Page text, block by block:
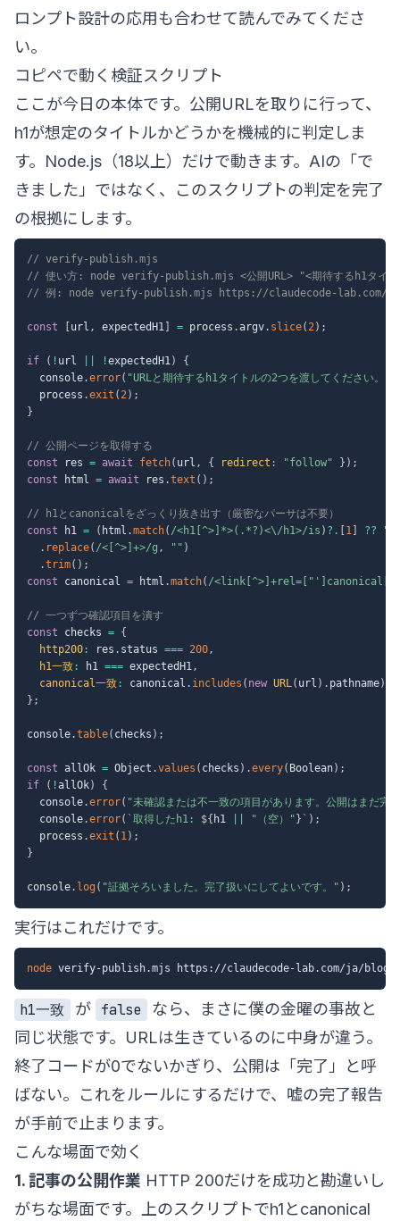
ロンプト設計の応用も合わせて読んでみてくださ
い。
コピペで動く検証スクリプト
ここが今日の本体です。公開URLを取りに行って、
h1が想定のタイトルかどうかを機械的に判定しま
す。Node.js（18以上）だけで動きます。AIの「で
きました」ではなく、このスクリプトの判定を完了
の根拠にします。
// verify-publish.mjs
// 使い方: node verify-publish.mjs <公開URL> "<期待するh1タイ
// 例: node verify-publish.mjs https://claudecode-lab.com/ja/
const url , expectedH1 = process .argv. slice( 2) ;
if ( ! url !expectedH1)
{
  console
.error( "URLと期待するh1タイトルの2つを渡してください。"
  process
.exit ( 2) ;
}
// 公開ページを取得する
const res = await fetch( url , { redirect : "follow" } ) ;
const html = await res .text ( ) ;
// h1とcanonicalをざっくり抜き出す（厳密なパーサは不要）
const h1 = ( html .match( /<h1[^>]*>(.*?)<\/h1>/is ) ?. 1 ?? ""
. replace( /<[^>]+>/g , "" )
.trim( ) ;
const canonical = html .match( /
// 一つずつ確認項目を潰す
const checks = {
http200 : res . status === 200,
h1一致 : h1 === expectedH1,
canonical一致 : canonical . includes ( new URL( url ) . pathname)
} ;
console.table( checks ) ;
const allOk = Object .values ( checks ) .every( Boolean) ;
if
( !allOk)
{
  console
.error( "未確認または不一致の項目があります。公開はまだ完
  console
.error( ` 取得したh1: ${ h1 "（空）" } ` ) ;
  process
.exit ( 1) ;
}
console. log ( "証拠そろいました。完了扱いにしてよいです。" ) ;
実行はこれだけです。
node verify-publish.mjs https://claudecode-lab.com/ja/
h1一致 が false
なら、まさに僕の金曜の事故と
同じ状態です。URLは生きているのに中身が違う。
終了コードが0でないかぎり、公開は「完了」と呼
ばない。これをルールにするだけで、嘘の完了報告
が手前で止まります。
こんな場面で効く
1. 記事の公開作業 HTTP 200だけを成功と勘違いし
がちな場面です。上のスクリプトでh1とcanonical